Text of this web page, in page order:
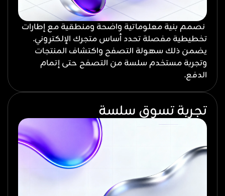
نصمم بنية معلوماتية واضحة ومنطقية مع إطارات
تخطيطية مفصلة تحدد أساس متجرك الإلكتروني.
يضمن ذلك سهولة التصفح واكتشاف المنتجات
وتجربة مستخدم سلسة من التصفح حتى إتمام
الدفع.
تجربة تسوق سلسة